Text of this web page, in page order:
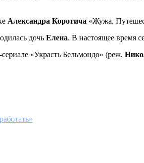
Александра Коротича «Жужа.
дочь Елена. В настоящее время
«Украсть Бельмондо» (реж.